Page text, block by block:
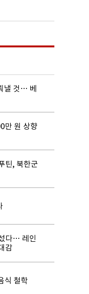
낼 것… 베
만 원 상향
틴, 북한군
다… 레인
감
식 철학